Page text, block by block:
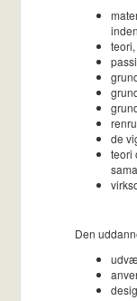
de
teori
Den